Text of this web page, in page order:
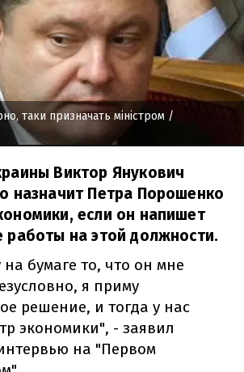
таки призначать міністром /
Виктор Янукович
назначит Петра Порошенко
если он напишет
работы на этой должности.
бумаге то, что он мне
я приму
решение, и тогда у нас
экономики", - заявил
на "Первом